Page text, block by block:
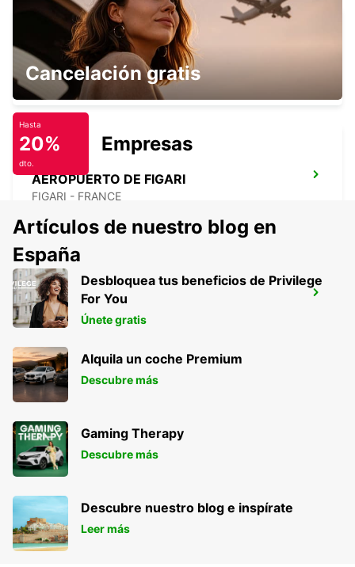
PORTO-VECCHIO
PORTO VECCHIO - FRANCE
AEROPUERTO DE FIGARI
FIGARI - FRANCE
BONIFACIO
BONIFACIO - FRANCE
Cancelación gratis
Hasta
20%
dto.
Empresas
Artículos de nuestro blog en
España
Desbloquea tus beneficios de Privilege
For You
Únete gratis
Alquila un coche Premium
Descubre más
Gaming Therapy
Descubre más
Descubre nuestro blog e inspírate
Leer más